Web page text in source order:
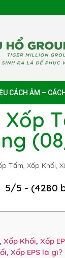
CÁCH ÂM –
Xốp
Tấm, Xốp Khối,
5/5 - (4280
Xốp Khối, Xốp
Xốp EPS là gì?